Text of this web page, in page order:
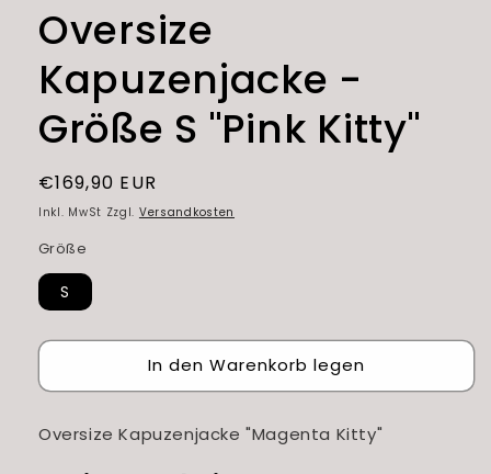
Oversize
Kapuzenjacke -
Größe S "Pink Kitty"
Normaler
Preis
€169,90 EUR
Inkl. MwSt Zzgl. Versandkosten
Größe
S
In den Warenkorb legen
Oversize Kapuzenjacke "Magenta Kitty"